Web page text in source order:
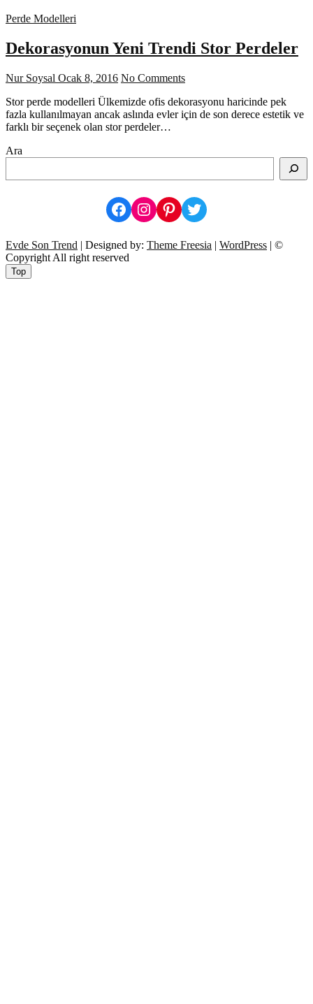
Perde Modelleri
Dekorasyonun Yeni Trendi Stor Perdeler
Nur Soysal Ocak 8, 2016 No Comments
Stor perde modelleri Ülkemizde ofis dekorasyonu haricinde pek
fazla kullanılmayan ancak aslında evler için de son derece estetik ve
farklı bir seçenek olan stor perdeler…
Ara
Facebook
Instagram
Pinterest
Twitter
Evde Son Trend | Designed by: Theme Freesia | WordPress | ©
Copyright All right reserved
Top